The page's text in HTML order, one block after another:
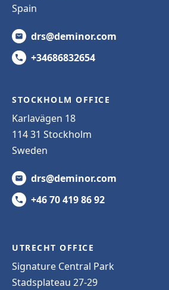
Spain
drs@deminor.com
+34686832654
STOCKHOLM OFFICE
Karlavägen 18
114 31 Stockholm
Sweden
drs@deminor.com
+46 70 419 86 92
UTRECHT OFFICE
Signature Central Park
Stadsplateau 27-29